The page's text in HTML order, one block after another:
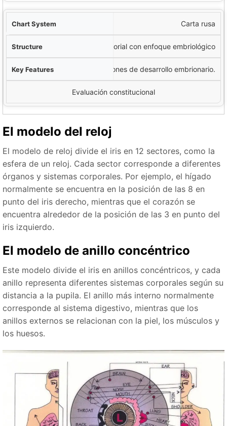
Carta rusa
Sectorial con enfoque embriológico
Basado en patrones de desarrollo embrionario.
Evaluación constitucional
El modelo del reloj
El modelo de reloj divide el iris en 12 sectores, como la
esfera de un reloj. Cada sector corresponde a diferentes
órganos y sistemas corporales. Por ejemplo, el hígado
normalmente se encuentra en la posición de las 8 en
punto del iris derecho, mientras que el corazón se
encuentra alrededor de la posición de las 3 en punto del
iris izquierdo.
El modelo de anillo concéntrico
Este modelo divide el iris en anillos concéntricos, y cada
anillo representa diferentes sistemas corporales según su
distancia a la pupila. El anillo más interno normalmente
corresponde al sistema digestivo, mientras que los
anillos externos se relacionan con la piel, los músculos y
los huesos.